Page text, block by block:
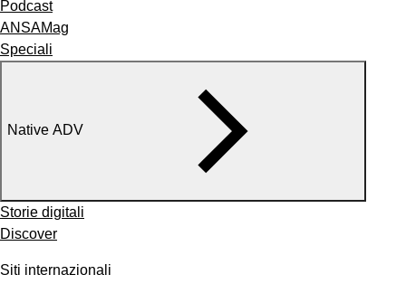
Podcast
ANSAMag
Speciali
Native ADV
Storie digitali
Discover
Siti internazionali